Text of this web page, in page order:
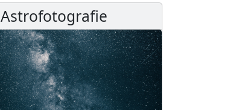
Astrofotografie